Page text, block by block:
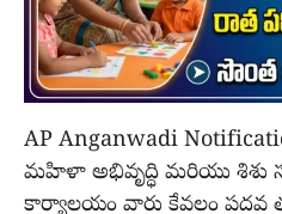
AP Anganwadi
మహిళా అభివృద్ధి మరియు శిశు
కార్యాలయం వారు కేవలం పదవ